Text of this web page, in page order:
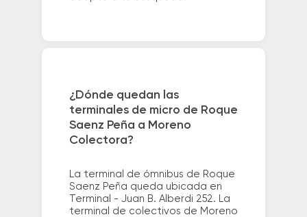
¿Dónde quedan las
terminales de micro de Roque
Saenz Peña a Moreno
Colectora?
La terminal de ómnibus de Roque
Saenz Peña queda ubicada en
Terminal - Juan B. Alberdi 252. La
terminal de colectivos de Moreno